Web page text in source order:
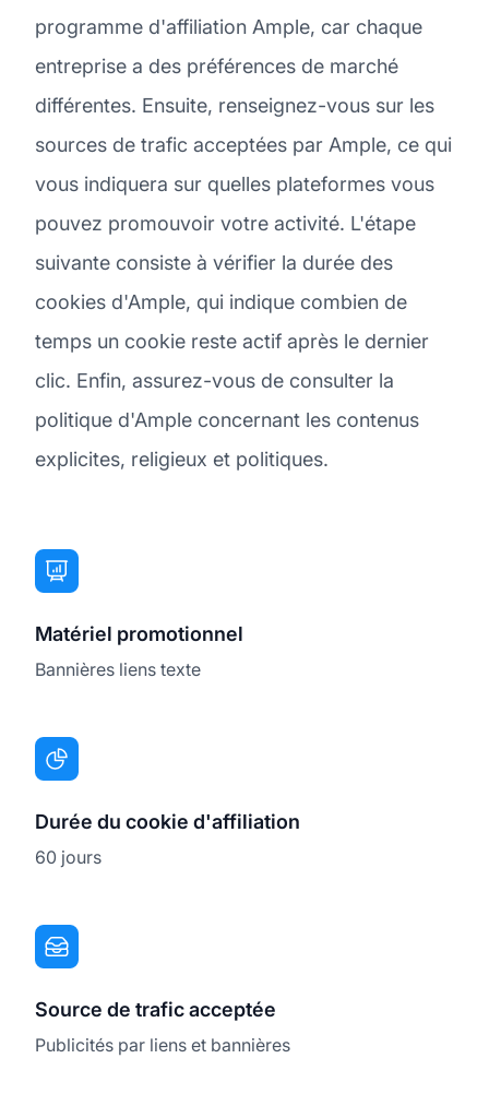
programme d'affiliation Ample, car chaque
entreprise a des préférences de marché
différentes. Ensuite, renseignez-vous sur les
sources de trafic acceptées par Ample, ce qui
vous indiquera sur quelles plateformes vous
pouvez promouvoir votre activité. L'étape
suivante consiste à vérifier la durée des
cookies d'Ample, qui indique combien de
temps un cookie reste actif après le dernier
clic. Enfin, assurez-vous de consulter la
politique d'Ample concernant les contenus
explicites, religieux et politiques.
Matériel promotionnel
Bannières liens texte
Durée du cookie d'affiliation
60 jours
Source de trafic acceptée
Publicités par liens et bannières